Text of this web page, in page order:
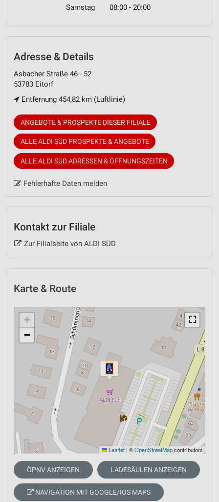
Samstag 08:00 - 20:00
Adresse & Details
Asbacher Straße 46 - 52
53783 Eitorf
Entfernung 454,82 km (Luftlinie)
ANGEBOTE & PROSPEKTE DIESER FILIALE
ALLE ALDI SÜD PROSPEKTE & ANGEBOTE
ALLE ALDI SÜD ADRESSEN & ÖFFNUNGSZEITEN
Fehlerhafte Daten melden
Kontakt zur Filiale
Zur Filialseite von ALDI SÜD
Karte & Route
⛶
+
−
Leaflet | ©OpenStreetMapcontributors
ÖPNV ANZEIGEN LADESÄULEN ANZEIGEN
NAVIGATION MIT GOOGLE/IOS MAPS